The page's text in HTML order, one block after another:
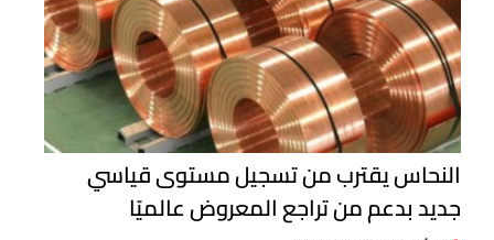
النحاس يقترب من تسجيل مستوى قياسي
جديد بدعم من تراجع المعروض عالميًا